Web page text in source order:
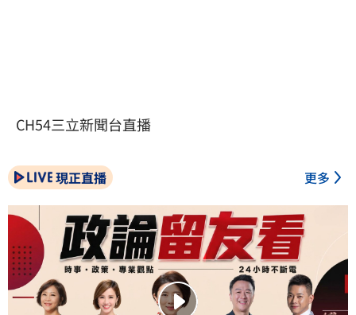
CH54三立新聞台直播
現正直播 更多